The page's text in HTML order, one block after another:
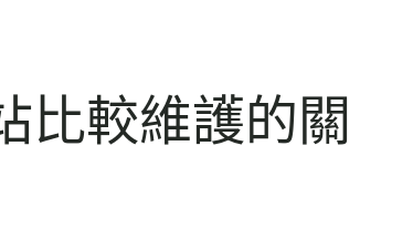
比較維護的關